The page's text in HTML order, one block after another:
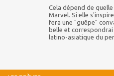
Cela dépend de
Marvel. Si elle
fera une "guêpe"
belle et
latino-asiatique du